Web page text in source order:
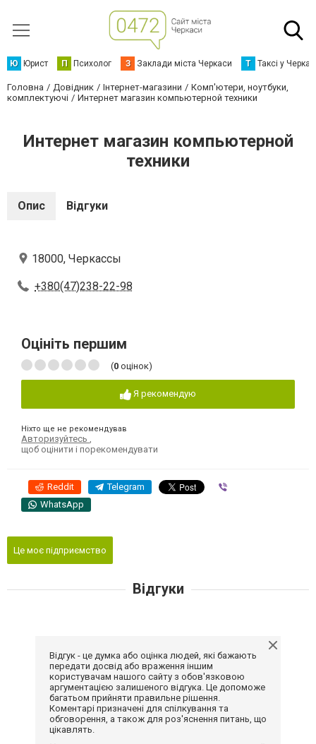
Ю Юрист П Психолог З Заклади міста Черкаси Т Таксі у
Головна Довідник Інтернет-магазини
Комп'ютери, ноутбуки,
комплектуючі
Интернет магазин компьютерной техники
Интернет магазин компьютерной
техники
Опис Відгуки
18000, Черкассы
+380(47)238-22-98
Оцініть першим
(0 оцінок)
Я рекомендую
Ніхто ще не рекомендував
Авторизуйтесь
щоб оцінити і порекомендувати
Reddit Telegram
WhatsApp
Це моє підприємство
Відгуки
Відгук - це думка або оцінка людей, які бажають
передати досвід або враження іншим
користувачам нашого сайту з обов'язковою
аргументацією залишеного відгука. Це допоможе
багатьом прийняти правильне рішення.
Коментарі призначені для спілкування та
обговорення, а також для роз'яснення питань, що
цікавлять.